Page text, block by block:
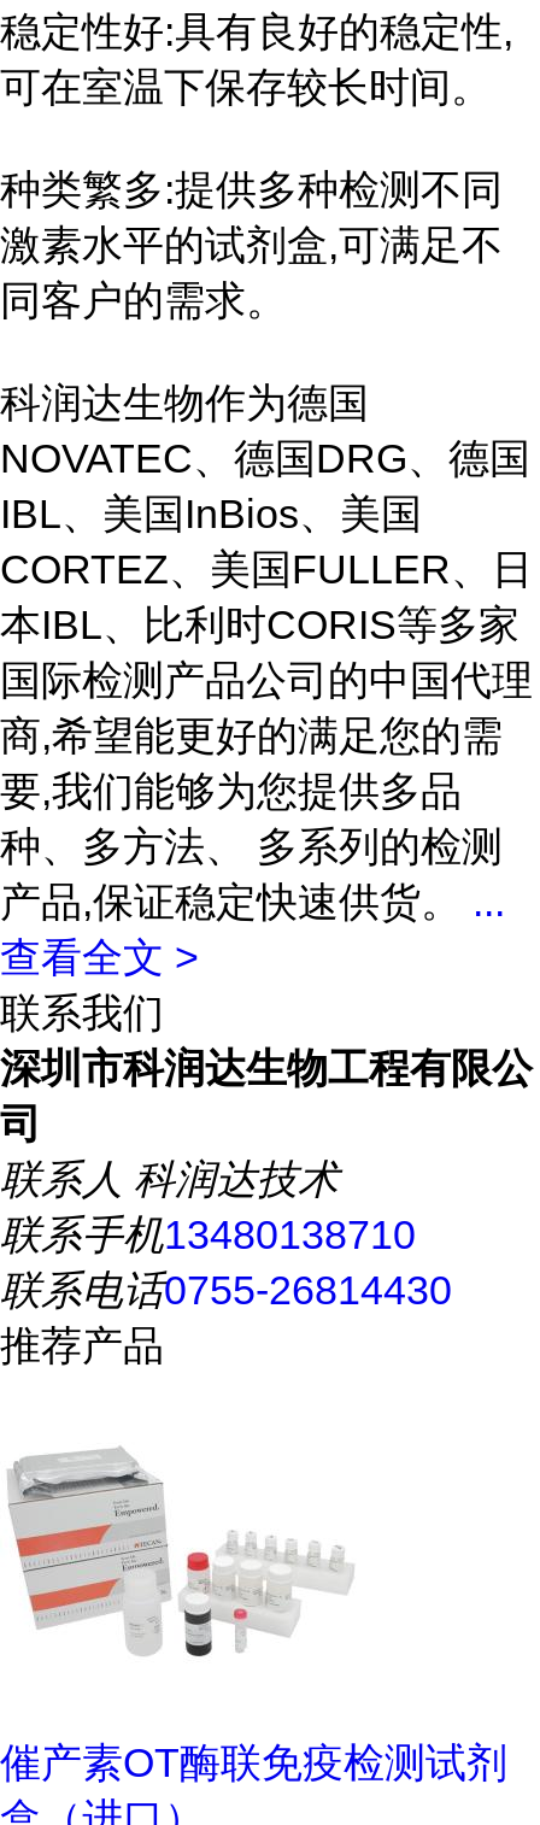
稳定性好:具有良好的稳定性,
可在室温下保存较长时间。
种类繁多:提供多种检测不同
激素水平的试剂盒,可满足不
同客户的需求。
科润达生物作为德国
NOVATEC、德国DRG、德国
IBL、美国InBios、美国
CORTEZ、美国FULLER、日
本IBL、比利时CORIS等多家
国际检测产品公司的中国代理
商,希望能更好的满足您的需
要,我们能够为您提供多品
种、多方法、 多系列的检测
产品,保证稳定快速供货。 ...
查看全文 >
联系我们
深圳市科润达生物工程有限公
司
联系人 科润达技术
联系手机13480138710
联系电话0755-26814430
推荐产品
催产素OT酶联免疫检测试剂